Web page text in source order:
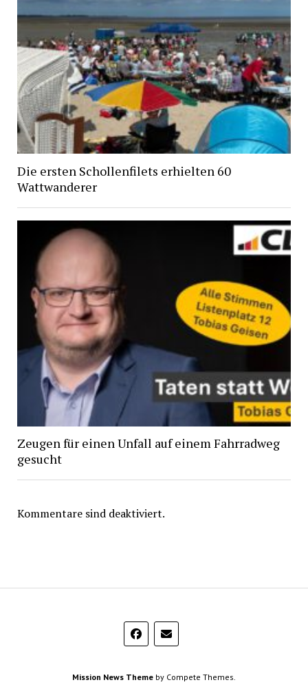
Die ersten Schollenfilets erhielten 60
Wattwanderer
Zeugen für einen Unfall auf einem Fahrradweg
gesucht
Kommentare sind deaktiviert.
Mission News Theme by Compete Themes.